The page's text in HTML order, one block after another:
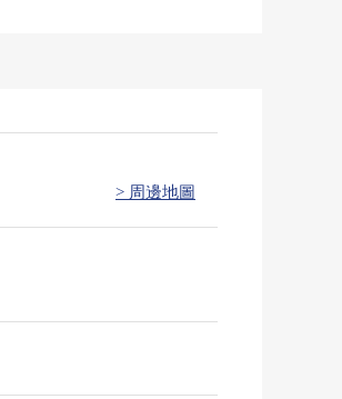
> 周邊地圖